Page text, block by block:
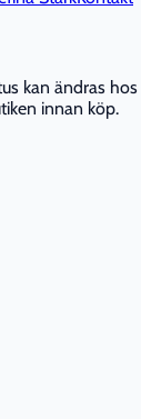
kan ändras
innan köp.